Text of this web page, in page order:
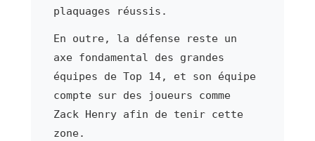
plaquages réussis.
En outre, la défense reste un
axe fondamental des grandes
équipes de Top 14, et son équipe
compte sur des joueurs comme
Zack Henry afin de tenir cette
zone.